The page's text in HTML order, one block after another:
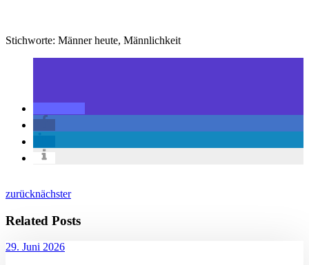
Stichworte: Männer heute, Männlichkeit
zurücknächster
Related Posts
29. Juni 2026